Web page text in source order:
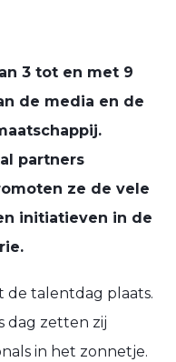
3 tot en met 9
de media en de
partners
ze de vele
initiatieven in de
de talentdag plaats.
dag zetten zij
in het zonnetje.